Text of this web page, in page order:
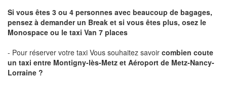
Si vous êtes 3 ou 4 personnes avec beaucoup de bagages,
pensez à demander un Break et si vous êtes plus, osez le
Monospace ou le taxi Van 7 places
- Pour réserver votre taxi Vous souhaitez savoir combien coute
un taxi entre Montigny-lès-Metz et Aéroport de Metz-Nancy-
Lorraine ?